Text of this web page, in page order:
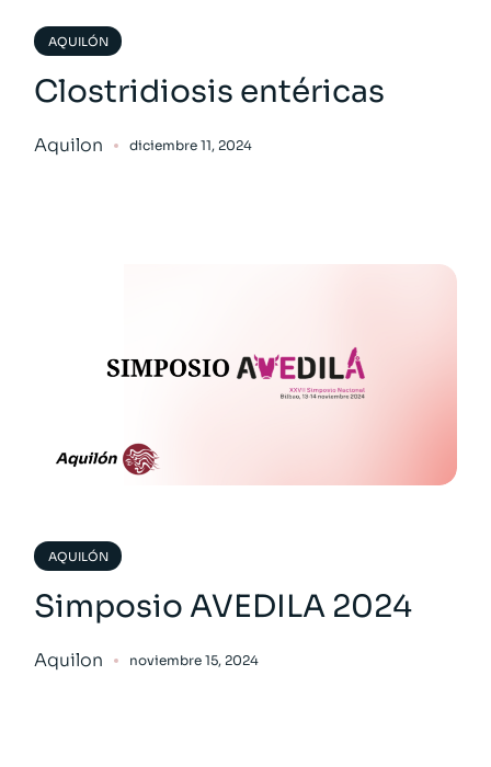
AQUILÓN
Clostridiosis entéricas
Aquilon diciembre 11, 2024
AQUILÓN
Simposio AVEDILA 2024
Aquilon noviembre 15, 2024